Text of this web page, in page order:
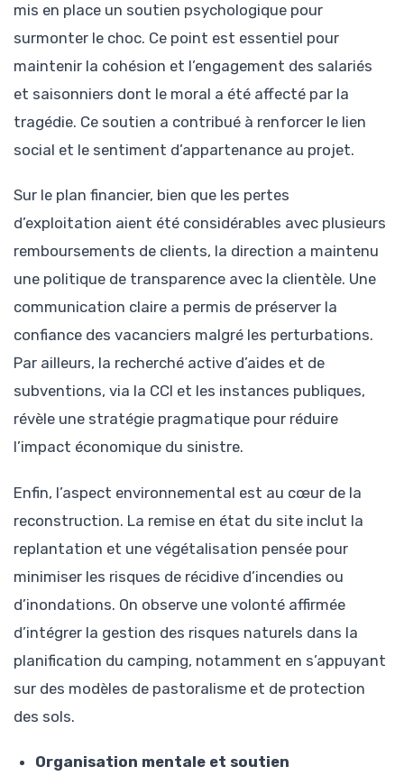
mis en place un soutien psychologique pour
surmonter le choc. Ce point est essentiel pour
maintenir la cohésion et l’engagement des salariés
et saisonniers dont le moral a été affecté par la
tragédie. Ce soutien a contribué à renforcer le lien
social et le sentiment d’appartenance au projet.
Sur le plan financier, bien que les pertes
d’exploitation aient été considérables avec plusieurs
remboursements de clients, la direction a maintenu
une politique de transparence avec la clientèle. Une
communication claire a permis de préserver la
confiance des vacanciers malgré les perturbations.
Par ailleurs, la recherché active d’aides et de
subventions, via la CCI et les instances publiques,
révèle une stratégie pragmatique pour réduire
l’impact économique du sinistre.
Enfin, l’aspect environnemental est au cœur de la
reconstruction. La remise en état du site inclut la
replantation et une végétalisation pensée pour
minimiser les risques de récidive d’incendies ou
d’inondations. On observe une volonté affirmée
d’intégrer la gestion des risques naturels dans la
planification du camping, notamment en s’appuyant
sur des modèles de pastoralisme et de protection
des sols.
Organisation mentale et soutien